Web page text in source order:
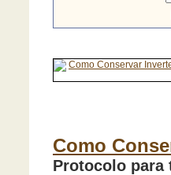
Como
Protocolo para